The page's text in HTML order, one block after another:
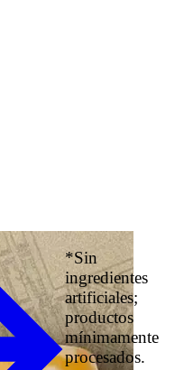
*Sin
ingredientes
artificiales;
productos
mínimamente
procesados.